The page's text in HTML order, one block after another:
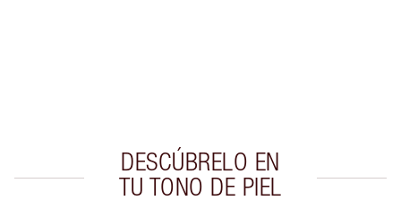
DESCÚBRELO EN
TU TONO DE PIEL